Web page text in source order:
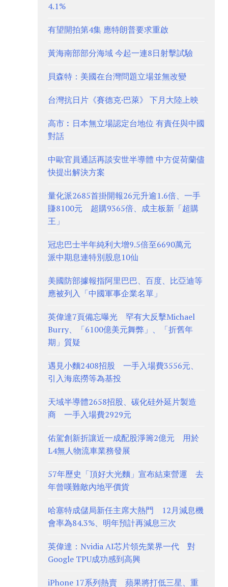
4.1%
有望開拍第4集 應特朗普要求重啟
黃海南部部分海域 今起一連8日射擊試驗
貝森特：美國在台灣問題立場並無改變
台灣抗日片《賽德克·巴萊》 下月大陸上映
高市︰日本無立場認定台地位 有責任與中國
對話
中歐官員通話再談安世半導體 中方促荷蘭儘
快提出解決方案
量化派2685首掛開報26元升逾1.6倍、一手
賺8100元 超購9365倍、成主板新「超購
王」
冠忠巴士半年純利大增9.5倍至6690萬元
派中期息連特別股息10仙
美國防部據報指阿里巴巴、百度、比亞迪等
應被列入「中國軍事企業名單」
英偉達7頁備忘曝光 罕有大反擊Michael
Burry、「6100億美元舞弊」、「折舊年
期」質疑
遇見小麵2408招股 一手入場費3556元、
引入海底撈等為基投
天域半導體2658招股、碳化硅外延片製造
商 一手入場費2929元
佑駕創新折讓近一成配股淨籌2億元 用於
L4無人物流車業務發展
57年歷史「頂好大光麵」宣布結束營運 去
年曾嘆難敵內地平價貨
哈塞特成儲局新任主席大熱門 12月減息機
會率為84.3%、明年預計再減息三次
英偉達：Nvidia AI芯片領先業界一代 對
Google TPU成功感到高興
iPhone 17系列熱賣 蘋果將打低三星、重